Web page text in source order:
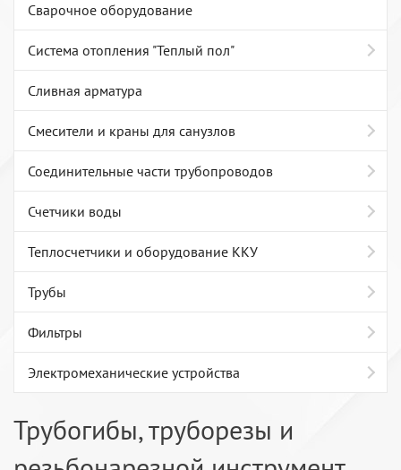
Сварочное оборудование
Система отопления "Теплый пол"
Сливная арматура
Смесители и краны для санузлов
Соединительные части трубопроводов
Счетчики воды
Теплосчетчики и оборудование ККУ
Трубы
Фильтры
Электромеханические устройства
Трубогибы, труборезы и